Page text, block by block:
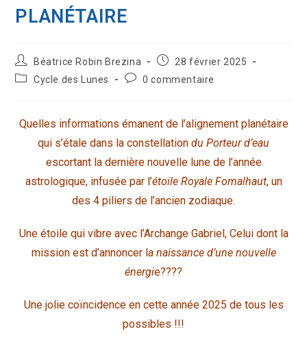
PLANÉTAIRE
Auteur/autrice
de
la
Béatrice Robin Brezina
Publication
28 février 2025
PostCycle des Lunes
Commentaires
0 commentaire
Quelles informations émanent de l’alignement planétaire
qui s’étale dans la constellation du Porteur d’eau
escortant la dernière nouvelle lune de l’année
astrologique, infusée par l’étoile Royale Fomalhaut, un
des 4 piliers de l’ancien zodiaque.
Une étoile qui vibre avec l’Archange Gabriel, Celui dont la
mission est d’annoncer la naissance d’une nouvelle
énergie????
Une jolie coïncidence en cette année 2025 de tous les
possibles !!!